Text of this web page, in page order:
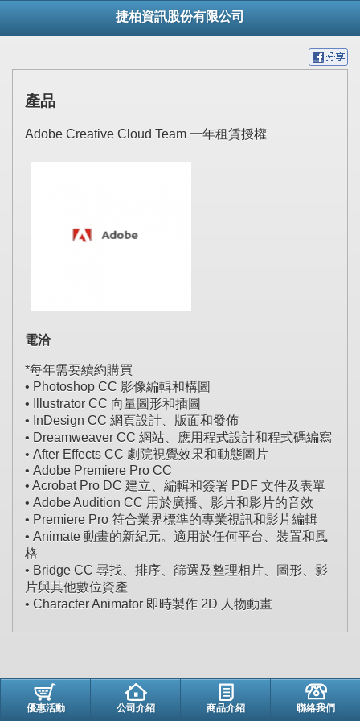
捷柏資訊股份有限公司
產品
Adobe Creative Cloud Team 一年租賃授權
電洽
*每年需要續約購買
• Photoshop CC 影像編輯和構圖
• Illustrator CC 向量圖形和插圖
• InDesign CC 網頁設計、版面和發佈
• Dreamweaver CC 網站、應用程式設計和程式碼編寫
• After Effects CC 劇院視覺效果和動態圖片
• Adobe Premiere Pro CC
• Acrobat Pro DC 建立、編輯和簽署 PDF 文件及表單
• Adobe Audition CC 用於廣播、影片和影片的音效
• Premiere Pro 符合業界標準的專業視訊和影片編輯
• Animate 動畫的新紀元。適用於任何平台、裝置和風
格
• Bridge CC 尋找、排序、篩選及整理相片、圖形、影
片與其他數位資產
• Character Animator 即時製作 2D 人物動畫
優惠活動 公司介紹 商品介紹 聯絡我們